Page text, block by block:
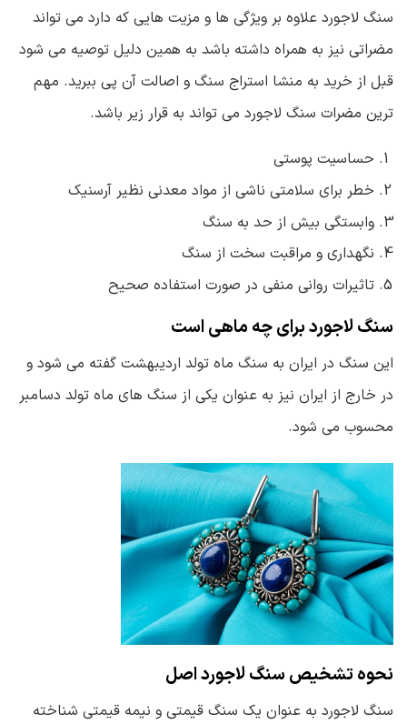
سنگ لاجورد علاوه بر ویژگی ها و مزیت هایی که دارد می تواند
مضراتی نیز به همراه داشته باشد به همین دلیل توصیه می شود
قبل از خرید به منشا استراج سنگ و اصالت آن پی ببرید. مهم
ترین مضرات سنگ لاجورد می تواند به قرار زیر باشد.
حساسیت پوستی
خطر برای سلامتی ناشی از مواد معدنی نظیر آرسنیک
وابستگی بیش از حد به سنگ
نگهداری و مراقبت سخت از سنگ
تاثیرات روانی منفی در صورت استفاده صحیح
سنگ لاجورد برای چه ماهی است
این سنگ در ایران به سنگ ماه تولد اردیبهشت گفته می شود و
در خارج از ایران نیز به عنوان یکی از سنگ های ماه تولد دسامبر
محسوب می شود.
نحوه تشخیص سنگ لاجورد اصل
سنگ لاجورد به عنوان یک سنگ قیمتی و نیمه قیمتی شناخته